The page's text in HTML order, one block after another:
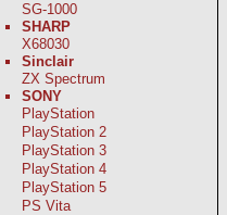
SG-1000
SHARP
X68030
Sinclair
ZX Spectrum
SONY
PlayStation
PlayStation 2
PlayStation 3
PlayStation 4
PlayStation 5
PS Vita